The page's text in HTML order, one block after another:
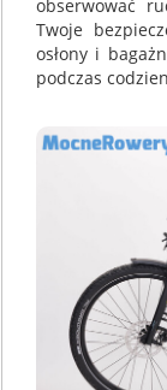
obserwować
Twoje
osłony i
podczas